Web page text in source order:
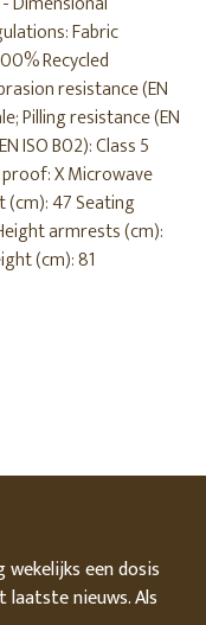
Fabric
Recycled
resistance (EN
Pilling resistance (EN
ISO B02): Class 5
X Microwave
47 Seating
armrests (cm):
(cm): 81
een dosis
nieuws. Als